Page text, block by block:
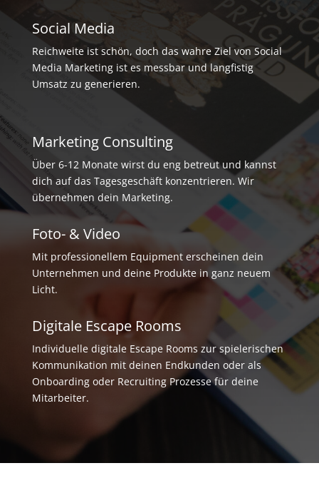
Social Media
Reichweite ist schön, doch das wahre Ziel von Social
Media Marketing ist es messbar und langfistig
Umsatz zu generieren.
Marketing Consulting
Über 6-12 Monate wirst du eng betreut und kannst
dich auf das Tagesgeschäft konzentrieren. Wir
übernehmen dein Marketing.
Foto- & Video
Mit professionellem Equipment erscheinen dein
Unternehmen und deine Produkte in ganz neuem
Licht.
Digitale Escape Rooms
Individuelle digitale Escape Rooms zur spielerischen
Kommunikation mit deinen Endkunden oder als
Onboarding oder Recruiting Prozesse für deine
Mitarbeiter.